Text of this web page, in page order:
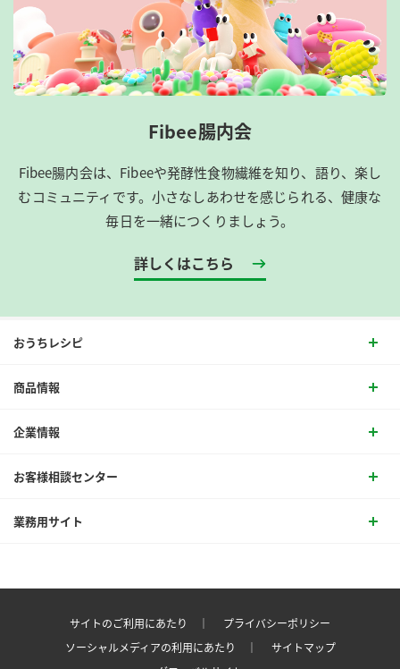
Fibee腸内会
Fibee腸内会は、​Fibeeや発酵性食物繊維を知り、語り、楽し
むコミュニティです。​小さなしあわせを感じられる、健康な
毎日を一緒につくりましょう。
詳しくはこちら
おうちレシピ
商品情報
企業情報
お客様相談センター
業務用サイト
サイトのご利用にあたり ｜
プライバシーポリシー
ソーシャルメディアの利用にあたり ｜
サイトマップ